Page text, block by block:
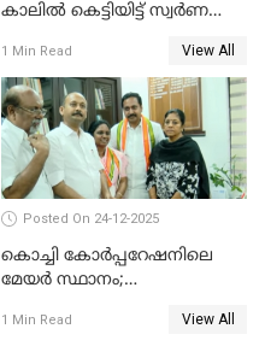
കാലിൽ കെട്ടിയിട്ട് സ്വർണവും
കൊച്ചുമകനും സുഹൃത്തും
അറസ്റ്റിൽ
1 Min Read View All
Posted On 24-12-2025
കൊച്ചി കോര്‍പ്പറേഷനിലെ
മേയര്‍ സ്ഥാനം;
രൂക്ഷം
1 Min Read View All